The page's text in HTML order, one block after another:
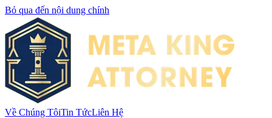
Bỏ qua đến nội dung chính
Về Chúng TôiTin TứcLiên Hệ